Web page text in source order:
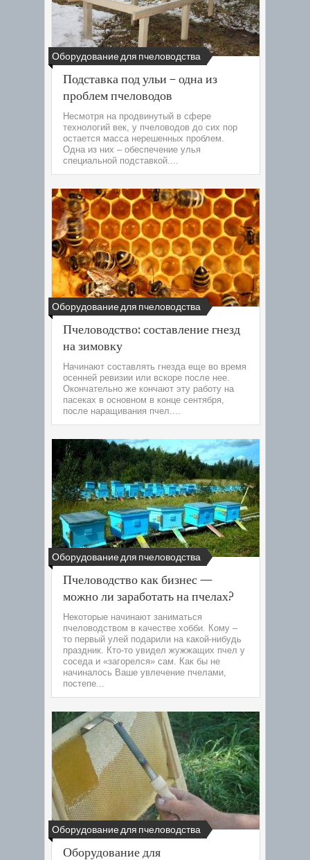
Оборудование для пчеловодства
Подставка под ульи – одна из
проблем пчеловодов
Несмотря на продвинутый в сфере
технологий век, у пчеловодов до сих пор
остается масса нерешенных проблем.
Одна из них – обеспечение улья
специальной подставкой....
Оборудование для пчеловодства
Пчеловодство: составление гнезд
на зимовку
Начинают составлять гнезда еще во время
осенней ревизии или вскоре после нее.
Окончательно же кончают эту работу на
пасеках в основном в конце сентября,
после наращивания пчел....
Оборудование для пчеловодства
Пчеловодство как бизнес —
можно ли заработать на пчелах?
Некоторые начинают заниматься
пчеловодством в качестве хобби. Кому –
то первый улей подарили на какой-нибудь
праздник. Кто-то увидел жужжащих пчел у
соседа и «загорелся» сам. Как бы не
начиналось Ваше увлечение пчелами,
постепе...
Оборудование для пчеловодства
Оборудование для